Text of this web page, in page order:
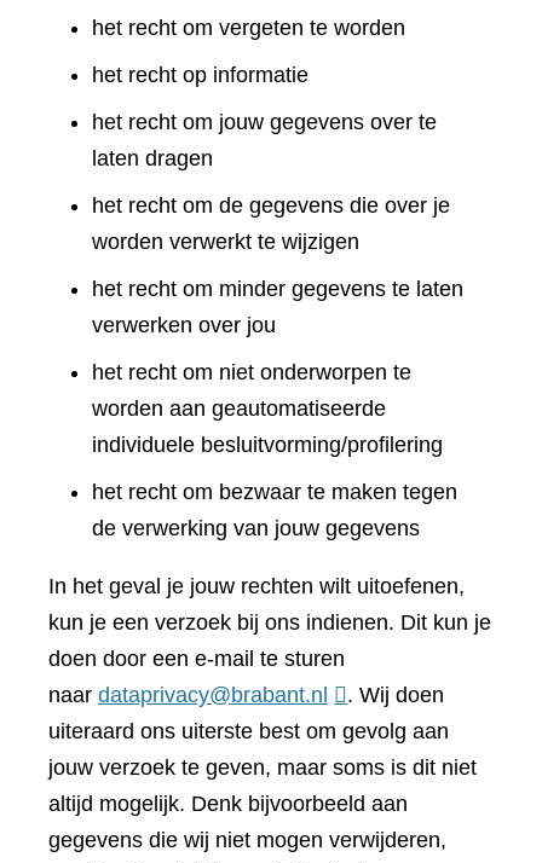
het recht om vergeten te worden
het recht op informatie
het recht om jouw gegevens over te
laten dragen
het recht om de gegevens die over je
worden verwerkt te wijzigen
het recht om minder gegevens te laten
verwerken over jou
het recht om niet onderworpen te
worden aan geautomatiseerde
individuele besluitvorming/profilering
het recht om bezwaar te maken tegen
de verwerking van jouw gegevens
In het geval je jouw rechten wilt uitoefenen,
kun je een verzoek bij ons indienen. Dit kun je
doen door een e-mail te sturen
naar dataprivacy@brabant.nl
. Wij doen
uiteraard ons uiterste best om gevolg aan
jouw verzoek te geven, maar soms is dit niet
altijd mogelijk. Denk bijvoorbeeld aan
gegevens die wij niet mogen verwijderen,